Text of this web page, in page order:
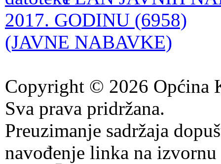
2017. GODINU (6958)
(JAVNE NABAVKE)
Copyright © 2026 Općina
Sva prava pridržana.
Preuzimanje sadržaja
navođenje linka na izvornu